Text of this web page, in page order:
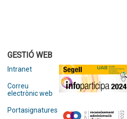
GESTIÓ WEB
Intranet
Correu
electrònic web
Portasignatures